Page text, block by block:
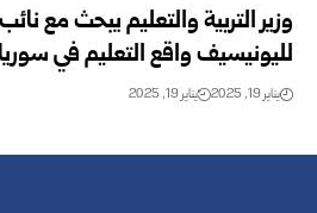
وزير التربية والتعليم يبحث مع
لليونيسيف واقع التعليم في سوريا
يناير 19, 2025 يناير 19, 2025